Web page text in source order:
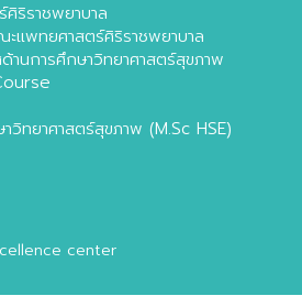
ริราชพยาบาล
แพทยศาสตร์ศิริราชพยาบาล
านการศึกษาวิทยาศาสตร์สุขภาพ
วิทยาศาสตร์สุขภาพ (M.Sc HSE)
center